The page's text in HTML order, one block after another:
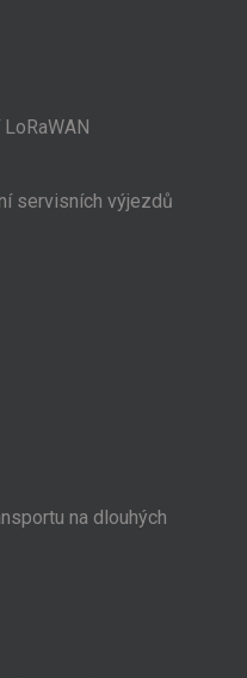
servisních výjezdů
na dlouhých